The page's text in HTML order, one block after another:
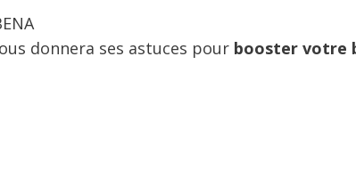
donnera ses astuces pour booster votre